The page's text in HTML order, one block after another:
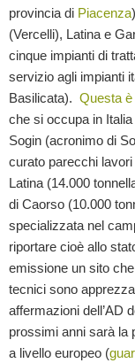
provincia di Piacenza
(Vercelli), Latina e
cinque impianti di
servizio agli impianti
Basilicata). Questa è
che si occupa in
Sogin (acronimo di
curato parecchi lavori
Latina (14.000
di Caorso (10.000
specializzata nel
riportare cioè allo
emissione un sito
tecnici sono
affermazioni dell’AD
prossimi anni sarà la
a livello europeo (